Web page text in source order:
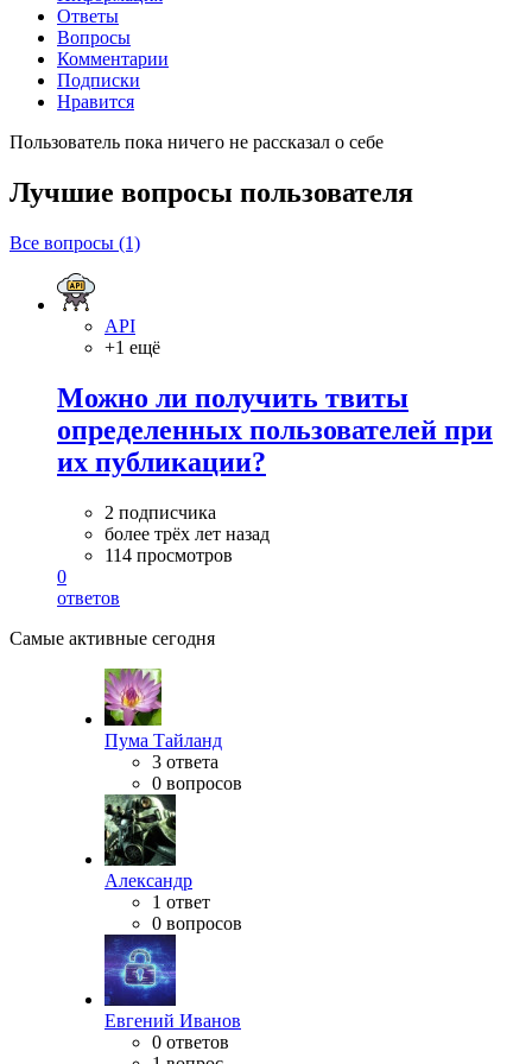
Ответы
Вопросы
Комментарии
Подписки
Нравится
Пользователь пока ничего не рассказал о себе
Лучшие вопросы пользователя
Все вопросы (1)
API
+1 ещё
Можно ли получить твиты
определенных пользователей при
их публикации?
2 подписчика
более трёх лет назад
114 просмотров
0
ответов
Самые активные сегодня
Пума Тайланд
3 ответа
0 вопросов
Александр
1 ответ
0 вопросов
Евгений Иванов
0 ответов